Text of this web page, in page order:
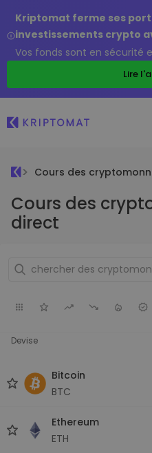
Kriptomat ferme ses
investissements crypto
Vos fonds sont en sécurité
Lire
Cours des
Cours des
direct
Devise
Bitcoin
BTC
Ethereum
ETH